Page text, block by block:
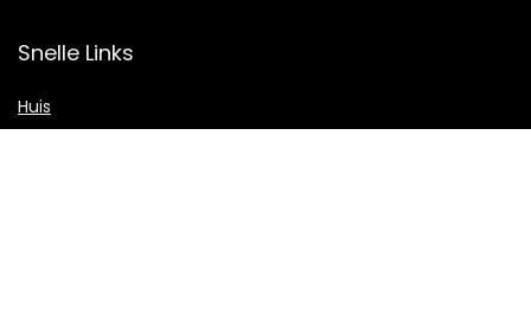
Snelle Links
Huis